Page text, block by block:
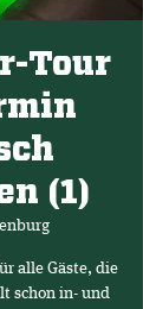
Tour
(1)
alle Gäste, die
schon in- und